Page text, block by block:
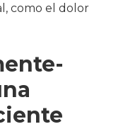
como el dolor